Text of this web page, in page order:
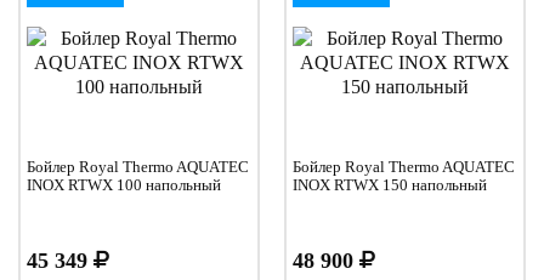
Бойлер Royal Thermo AQUATEC
INOX RTWX 100 напольный
45 349
Бойлер Royal Thermo AQUATEC
INOX RTWX 150 напольный
48 900